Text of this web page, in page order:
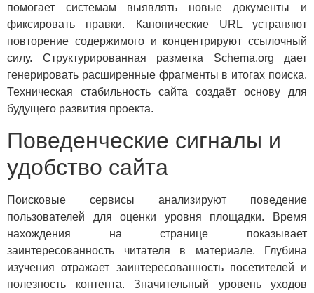
помогает системам выявлять новые документы и
фиксировать правки. Канонические URL устраняют
повторение содержимого и концентрируют ссылочный
силу. Структурированная разметка Schema.org дает
генерировать расширенные фрагменты в итогах поиска.
Техническая стабильность сайта создаёт основу для
будущего развития проекта.
Поведенческие сигналы и
удобство сайта
Поисковые сервисы анализируют поведение
пользователей для оценки уровня площадки. Время
нахождения на странице показывает
заинтересованность читателя в материале. Глубина
изучения отражает заинтересованность посетителей и
полезность контента. Значительный уровень уходов